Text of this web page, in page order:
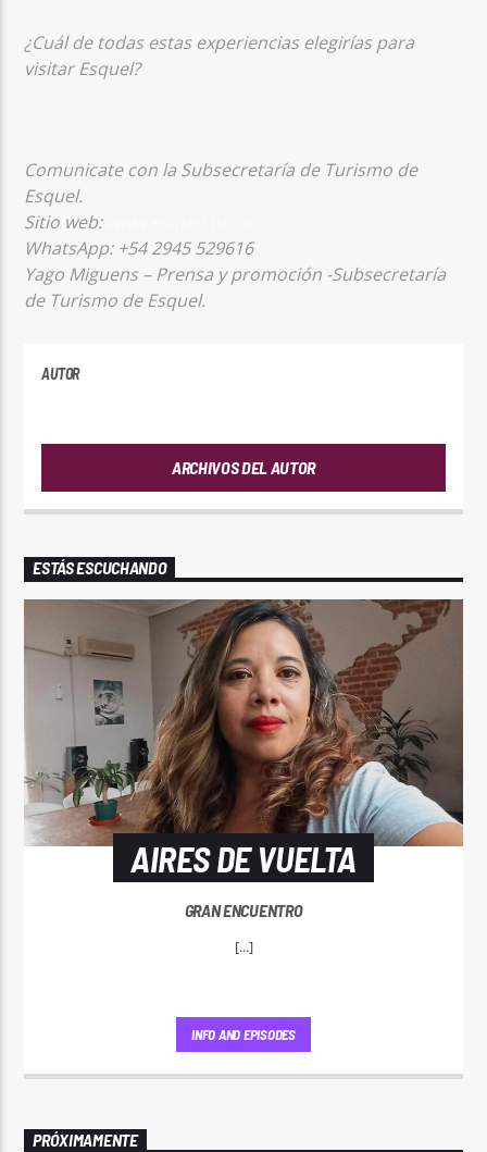
¿Cuál de todas estas experiencias elegirías para
visitar Esquel?
Comunicate con la Subsecretaría de Turismo de
Esquel.
Sitio web:
WhatsApp: +54 2945 529616
Yago Miguens – Prensa y promoción -Subsecretaría
de Turismo de Esquel.
AUTOR
ARCHIVOS DEL AUTOR
ESTÁS ESCUCHANDO
AIRES DE VUELTA
GRAN ENCUENTRO
[...]
INFO AND EPISODES
PRÓXIMAMENTE